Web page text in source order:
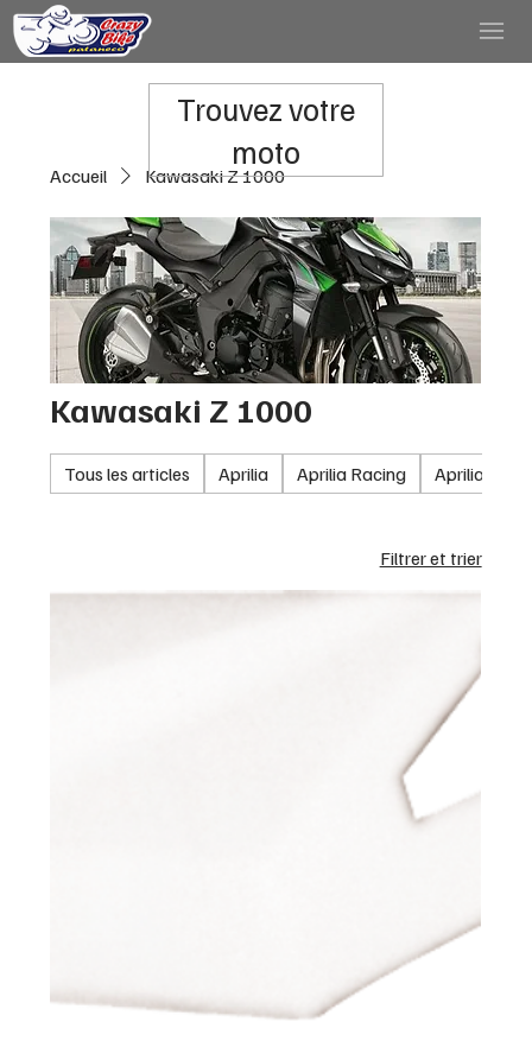
Accueil Kawasaki Z 1000
Kawasaki Z 1000
Tous les articles Aprilia Aprilia Racing Aprilia
Filtrer et trier
Trouvez votre
moto